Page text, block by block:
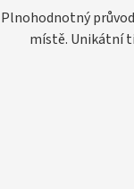
Plnohodnotný
místě. Unikátní